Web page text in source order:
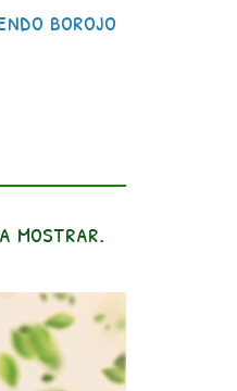
borojo
mostrar.